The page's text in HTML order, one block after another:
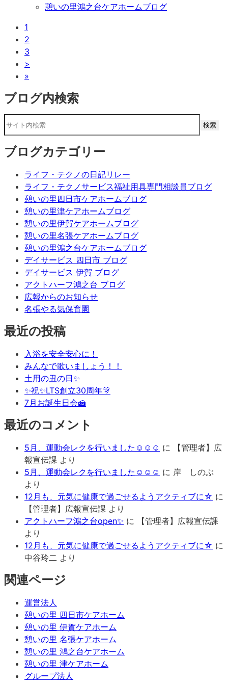
憩いの里鴻之台ケアホームブログ
1
2
3
>
»
ブログ内検索
ブログカテゴリー
ライフ・テクノの日記リレー
ライフ・テクノサービス福祉用具専門相談員ブログ
憩いの里四日市ケアホームブログ
憩いの里津ケアホームブログ
憩いの里伊賀ケアホームブログ
憩いの里名張ケアホームブログ
憩いの里鴻之台ケアホームブログ
デイサービス 四日市 ブログ
デイサービス 伊賀 ブログ
アクトハーフ鴻之台 ブログ
広報からのお知らせ
名張やる気保育園
最近の投稿
入浴を安全安心に！
みんなで歌いましょう！！
土用の丑の日✨
✨祝✨LTS創立30周年🎊
7月お誕生日会🍰
最近のコメント
5月、運動会レクを行いました☺☺☺ に
【管理者】広
報宣伝課 より
5月、運動会レクを行いました☺☺☺ に 岸 しのぶ
より
12月も、元気に健康で過ごせるようアクティブに☆ に
【管理者】広報宣伝課 より
アクトハーフ鴻之台open✨ に
【管理者】広報宣伝課
より
12月も、元気に健康で過ごせるようアクティブに☆ に
中谷玲二 より
関連ページ
運営法人
憩いの里 四日市ケアホーム
憩いの里 伊賀ケアホーム
憩いの里 名張ケアホーム
憩いの里 鴻之台ケアホーム
憩いの里 津ケアホーム
グループ法人